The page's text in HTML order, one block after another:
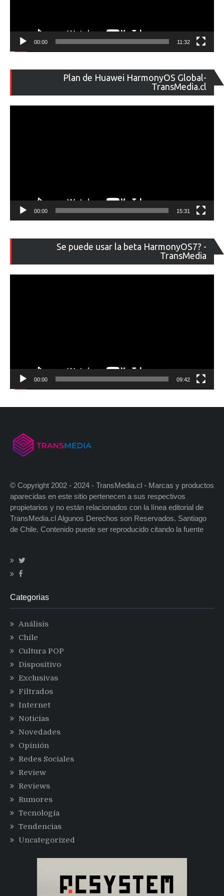
00:00 11:32
Plan de Huawei HarmonyOS Global-
TransMedia.cl
de
00:00 15:31
Se puede usar la beta HarmonyOS7? -
TransMedia
de
00:00 09:42
© Copyright 2002 - 2024 - TransMedia.cl - Marcas y productos
aparecidas en este sitio pertenecen a sus respectivos
propietarios y no están relacionados con la línea editorial de
TransMedia.cl Algunos Derechos son Reservados. Santiago
de Chile. Contenido puede ser reproducido citando la fuente
Categorias
Análisis
Chile
Cultura POP
Dispositivo
Exclusivas
Filtrados
Internet
Noticias
Novedades
Opinión
Redes Sociales
Review
Reviews
Rumores
Tecnología
Tendencias
Uncategorized